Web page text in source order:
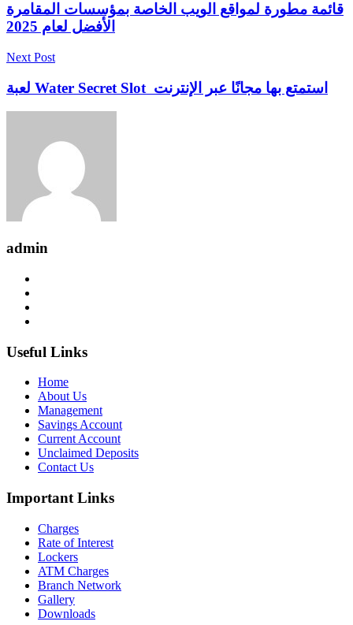
قائمة مطورة لمواقع الويب الخاصة بمؤسسات المقامرة
الأفضل لعام 2025
Next Post
لعبة Water Secret Slot ️ استمتع بها مجانًا عبر الإنترنت
admin
Useful Links
Home
About Us
Management
Savings Account
Current Account
Unclaimed Deposits
Contact Us
Important Links
Charges
Rate of Interest
Lockers
ATM Charges
Branch Network
Gallery
Downloads